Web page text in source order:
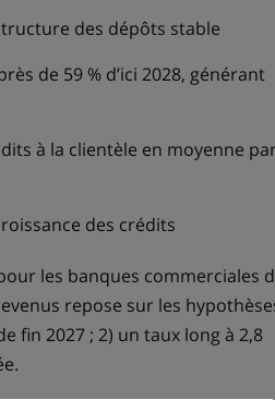
des dépôts stable
de 59 % d’ici 2028, générant
à la clientèle en moyenne par
des crédits
les banques commerciales
repose sur les
fin 2027 ; 2) un taux long à 2,8